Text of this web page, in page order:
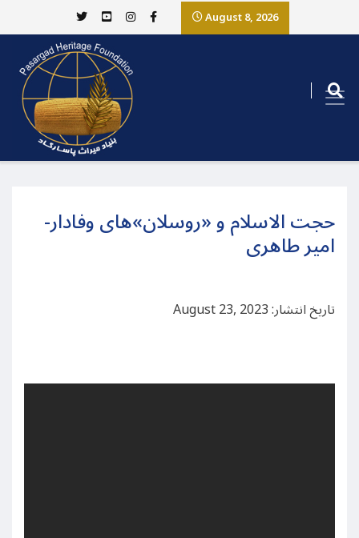
August 8, 2026
حجت الاسلام و «روسلان»های وفادار-
امیر طاهری
تاریخ انتشار: August 23, 2023